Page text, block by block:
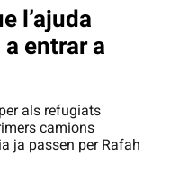
l’ajuda
entrar a
als refugiats
camions
ja passen per Rafah